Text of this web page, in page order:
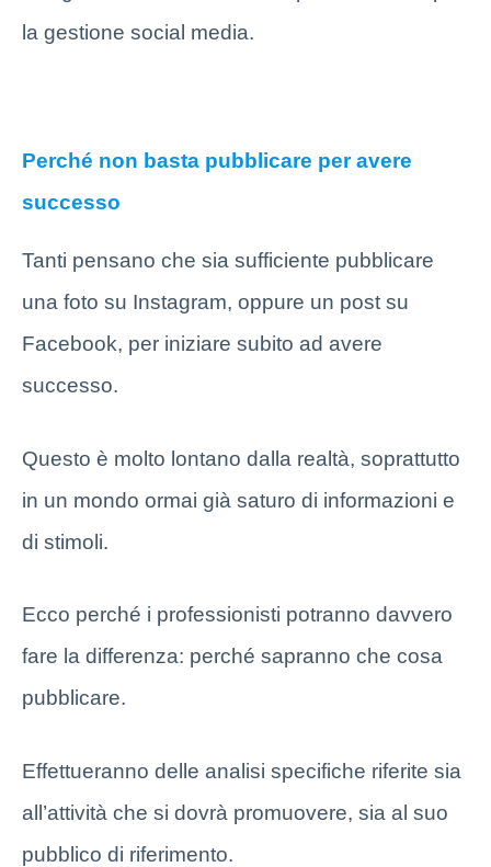
la gestione social media.
Perché non basta pubblicare per avere
successo
Tanti pensano che sia sufficiente pubblicare
una foto su Instagram, oppure un post su
Facebook, per iniziare subito ad avere
successo.
Questo è molto lontano dalla realtà, soprattutto
in un mondo ormai già saturo di informazioni e
di stimoli.
Ecco perché i professionisti potranno davvero
fare la differenza: perché sapranno che cosa
pubblicare.
Effettueranno delle analisi specifiche riferite sia
all’attività che si dovrà promuovere, sia al suo
pubblico di riferimento.